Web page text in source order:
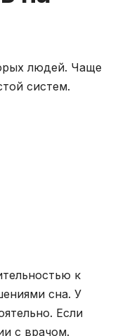
людей. Чаще
систем.
к
сна. У
Если
с врачом.